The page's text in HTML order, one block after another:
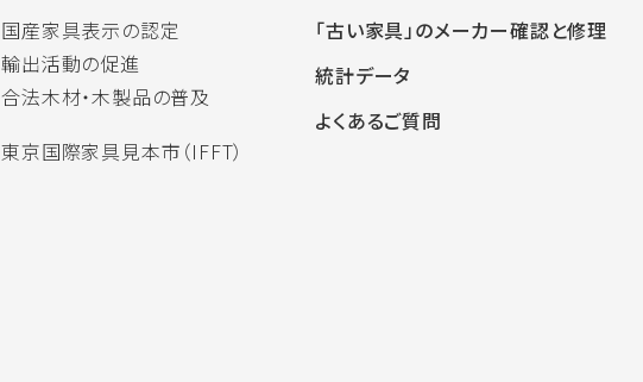
国産家具表示の認定
輸出活動の促進
合法木材・木製品の普及
東京国際家具見本市（IFFT）
「古い家具」のメーカー確認と修理
統計データ
よくあるご質問